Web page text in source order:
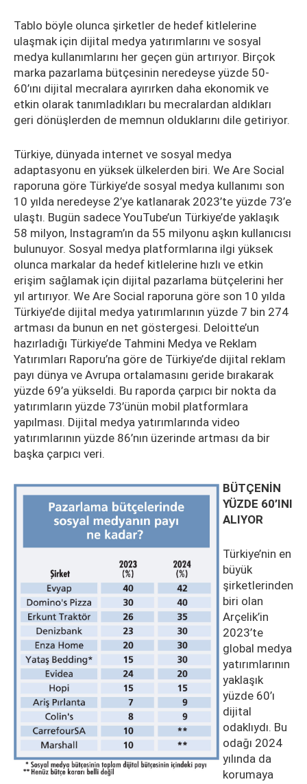
Tablo böyle olunca şirketler de hedef kitlelerine
ulaşmak için dijital medya yatırımlarını ve sosyal
medya kullanımlarını her geçen gün artırıyor. Birçok
marka pazarlama bütçesinin neredeyse yüzde 50-
60’ını dijital mecralara ayırırken daha ekonomik ve
etkin olarak tanımladıkları bu mecralardan aldıkları
geri dönüşlerden de memnun olduklarını dile getiriyor.
Türkiye, dünyada internet ve sosyal medya
adaptasyonu en yüksek ülkelerden biri. We Are Social
raporuna göre Türkiye’de sosyal medya kullanımı son
10 yılda neredeyse 2’ye katlanarak 2023’te yüzde 73’e
ulaştı. Bugün sadece YouTube’un Türkiye’de yaklaşık
58 milyon, Instagram’ın da 55 milyonu aşkın kullanıcısı
bulunuyor. Sosyal medya platformlarına ilgi yüksek
olunca markalar da hedef kitlelerine hızlı ve etkin
erişim sağlamak için dijital pazarlama bütçelerini her
yıl artırıyor. We Are Social raporuna göre son 10 yılda
Türkiye’de dijital medya yatırımlarının yüzde 7 bin 274
artması da bunun en net göstergesi. Deloitte’un
hazırladığı Türkiye’de Tahmini Medya ve Reklam
Yatırımları Raporu’na göre de Türkiye’de dijital reklam
payı dünya ve Avrupa ortalamasını geride bırakarak
yüzde 69’a yükseldi. Bu raporda çarpıcı bir nokta da
yatırımların yüzde 73’ünün mobil platformlara
yapılması. Dijital medya yatırımlarında video
yatırımlarının yüzde 86’nın üzerinde artması da bir
başka çarpıcı veri.
BÜTÇENİN
YÜZDE 60’INI
ALIYOR
Türkiye’nin en
büyük
şirketlerinden
biri olan
Arçelik’in
2023’te
global medya
yatırımlarının
yaklaşık
yüzde 60’ı
dijital
odaklıydı. Bu
odağı 2024
yılında da
korumaya